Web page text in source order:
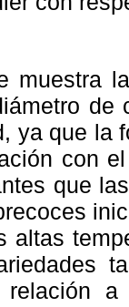
muestra
de
ya que la
con
que
altas
a